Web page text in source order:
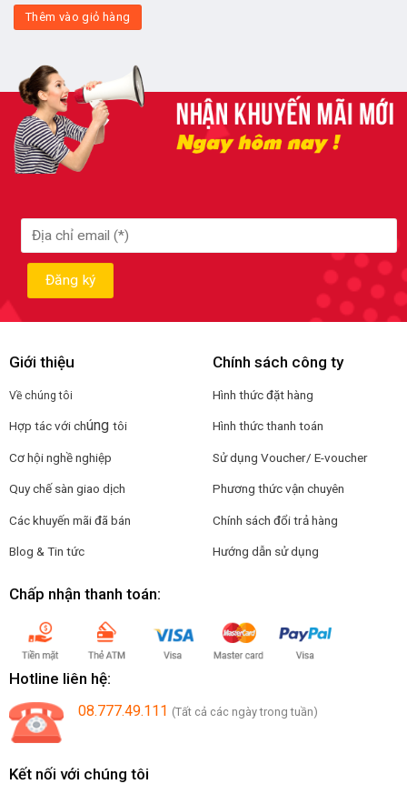
Thêm vào giỏ hàng
Giới thiệu
Về chúng tôi
Hợp tác với chúng tôi
Cơ hội nghề nghiệp
Quy chế sàn giao dịch
Các khuyến mãi đã bán
Blog & Tin tức
Chính sách công ty
Hình thức đặt hàng
Hình thức thanh toán
Sử dụng Voucher/ E-voucher
Phương thức vận chuyên
Chính sách đổi trả hàng
Hướng dẫn sử dụng
Chấp nhận thanh toán:
Hotline liên hệ:
08.777.49.111 (Tất cả các ngày trong tuần)
Kết nối với chúng tôi